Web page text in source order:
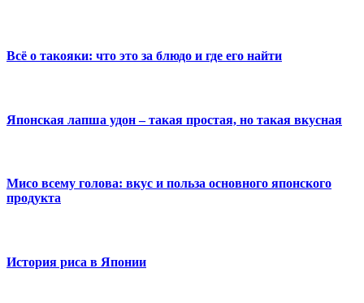
Всё о такояки: что это за блюдо и где его найти
Японская лапша удон – такая простая, но такая вкусная
Мисо всему голова: вкус и польза основного японского
продукта
История риса в Японии